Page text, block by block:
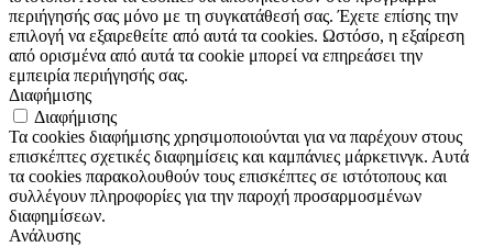
περιήγησής σας μόνο με τη συγκατάθεσή σας. Έχετε επίσης την
επιλογή να εξαιρεθείτε από αυτά τα cookies. Ωστόσο, η εξαίρεση
από ορισμένα από αυτά τα cookie μπορεί να επηρεάσει την
εμπειρία περιήγησής σας.
Διαφήμισης
Διαφήμισης
Τα cookies διαφήμισης χρησιμοποιούνται για να παρέχουν στους
επισκέπτες σχετικές διαφημίσεις και καμπάνιες μάρκετινγκ. Αυτά
τα cookies παρακολουθούν τους επισκέπτες σε ιστότοπους και
συλλέγουν πληροφορίες για την παροχή προσαρμοσμένων
διαφημίσεων.
Ανάλυσης